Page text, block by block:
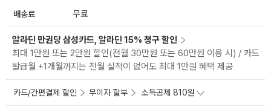
배송료 무료
알라딘 만권당 삼성카드, 알라딘 15% 청구 할인
최대 1만원 또는 2만원 할인(전월 30만원 또는 60만원 이용 시) / 카드
발급월 +1개월까지는 전월 실적이 없어도 최대 1만원 혜택 제공
카드/간편결제 할인 무이자 할부 소득공제 810원